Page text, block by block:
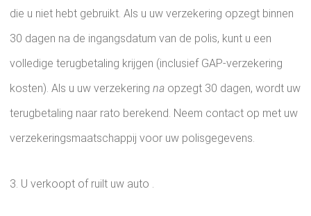
die u niet hebt gebruikt. Als u uw verzekering opzegt binnen
30 dagen na de ingangsdatum van de polis, kunt u een
volledige terugbetaling krijgen (inclusief GAP-verzekering
kosten). Als u uw verzekering na opzegt 30 dagen, wordt uw
terugbetaling naar rato berekend. Neem contact op met uw
verzekeringsmaatschappij voor uw polisgegevens.
3. U verkoopt of ruilt uw auto .